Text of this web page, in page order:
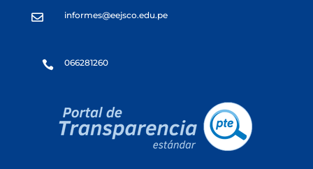
 informes@eejsco.edu.pe
 066281260